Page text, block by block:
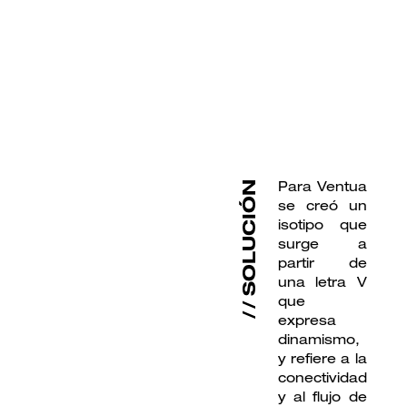
SOLUCIÓN
Para Ventua
se creó un
isotipo que
surge a
partir de
una letra V
que
expresa
dinamismo,
y refiere a la
conectividad
y al flujo de